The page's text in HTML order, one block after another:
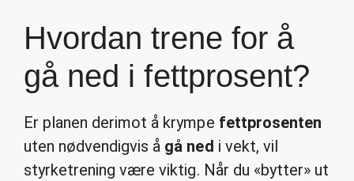
Hvordan trene for å
gå ned i fettprosent?
Er planen derimot å krympe fettprosenten
uten nødvendigvis å gå ned i vekt, vil
styrketrening være viktig. Når du «bytter» ut